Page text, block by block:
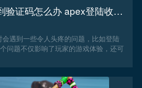
apex登陆收不到验证码怎么办 apex登陆收不到验证码解决办法
遇到一些令人头疼的问题，比如登陆
问题不仅影响了玩家的游戏体验，还可